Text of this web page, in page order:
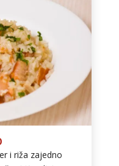
i riža zajedno